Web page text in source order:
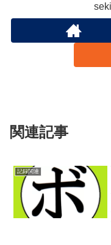
関連記事
記録関連